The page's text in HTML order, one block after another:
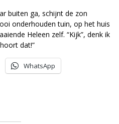
buiten ga, schijnt de zon
onderhouden tuin, op het huis
Heleen zelf. “Kijk”, denk ik
dat!”
WhatsApp